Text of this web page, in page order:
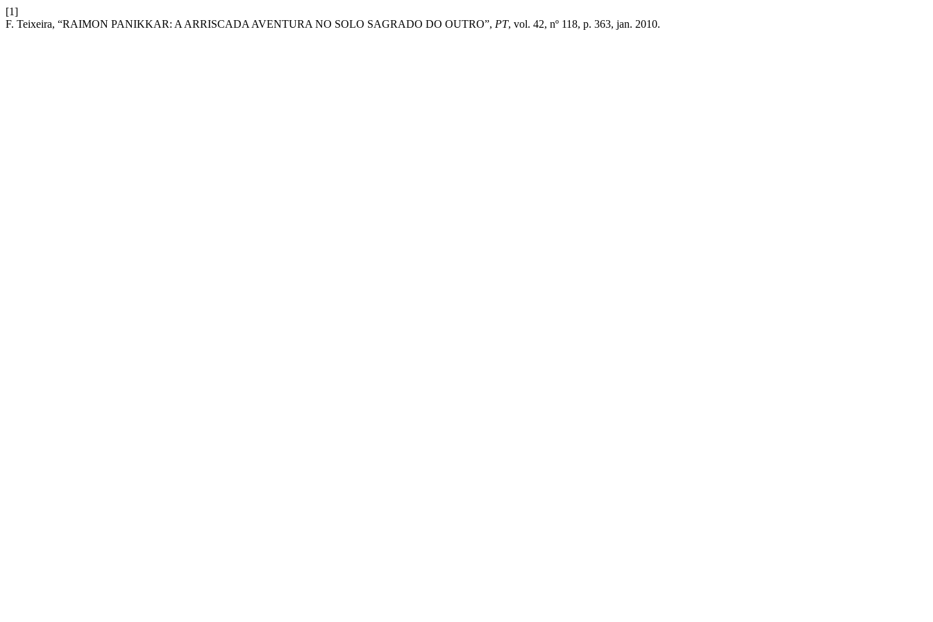
[1]
F. Teixeira, “RAIMON PANIKKAR: A ARRISCADA AVENTURA NO SOLO SAGRADO DO OUTRO”, PT, vol. 42, nº 118, p. 363, jan. 2010.